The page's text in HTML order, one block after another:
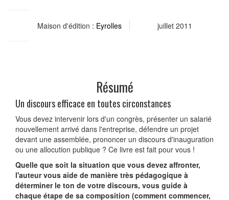
Maison d'édition : Eyrolles juillet 2011
Résumé
Un discours efficace en toutes circonstances
Vous devez intervenir lors d'un congrès, présenter un salarié
nouvellement arrivé dans l'entreprise, défendre un projet
devant une assemblée, prononcer un discours d'inauguration
ou une allocution publique ? Ce livre est fait pour vous !
Quelle que soit la situation que vous devez affronter,
l'auteur vous aide de manière très pédagogique à
déterminer le ton de votre discours, vous guide à
chaque étape de sa composition (comment commencer,